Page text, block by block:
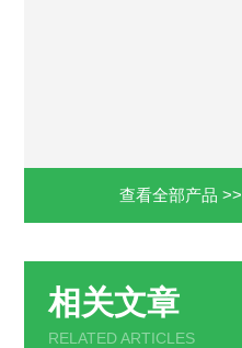
查看全部产品 >>
相关文章
RELATED ARTICLES